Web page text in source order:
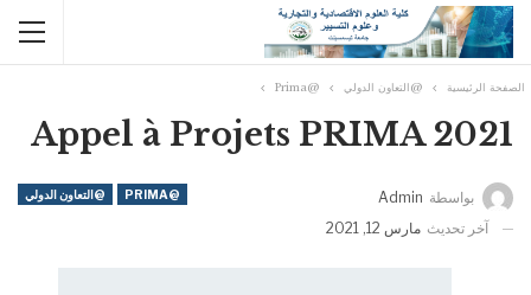
الصفحة الرئيسية @التعاون الدولي @Prima
Appel à Projets PRIMA 2021
@PRIMA @التعاون الدولي بواسطة Admin
آخر تحديث مارس 12, 2021